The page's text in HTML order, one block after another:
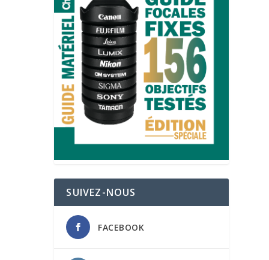
SUIVEZ-NOUS
FACEBOOK